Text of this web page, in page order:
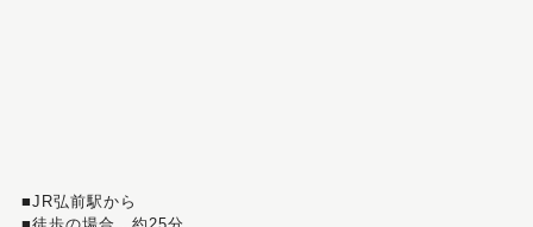
■JR弘前駅から